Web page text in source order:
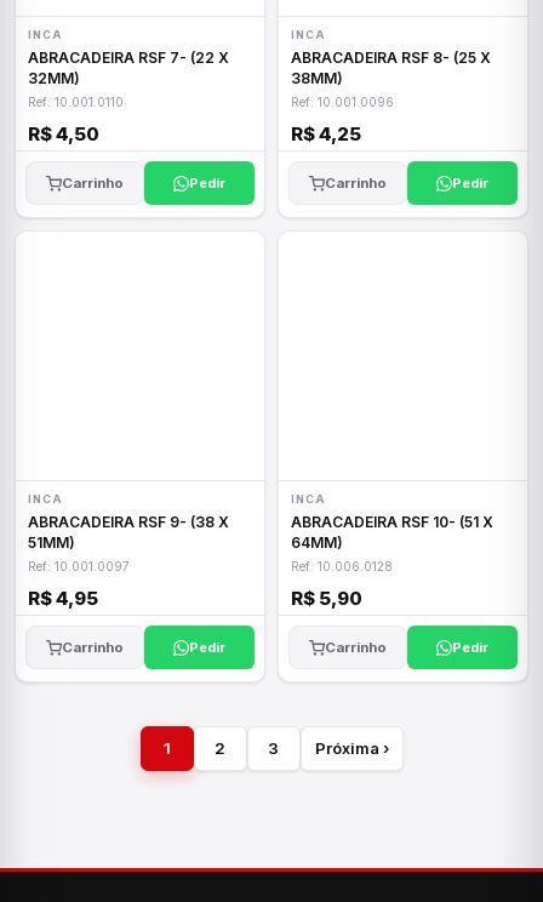
INCA
ABRACADEIRA RSF 7- (22 X
32MM)
Ref: 10.001.0110
R$ 4,50
Carrinho Pedir
INCA
ABRACADEIRA RSF 8- (25 X
38MM)
Ref: 10.001.0096
R$ 4,25
Carrinho Pedir
INCA
ABRACADEIRA RSF 9- (38 X
51MM)
Ref: 10.001.0097
R$ 4,95
Carrinho Pedir
INCA
ABRACADEIRA RSF 10- (51 X
64MM)
Ref: 10.006.0128
R$ 5,90
Carrinho Pedir
1 2 3 Próxima ›